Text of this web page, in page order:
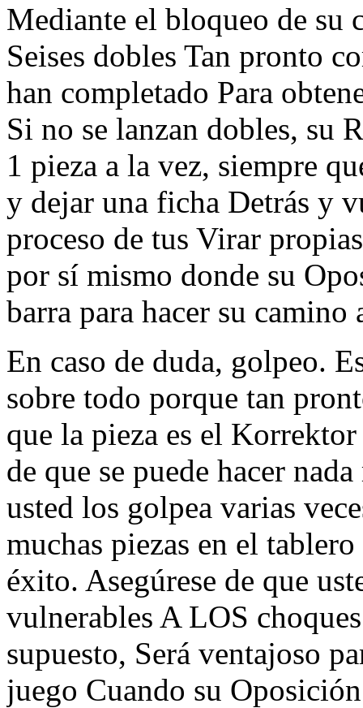
Mediante el bloqueo de su
Seises dobles Tan pronto
han completado Para
Si no se lanzan dobles, su
1 pieza a la vez, siempre
y dejar una ficha Detrás y
proceso de tus Virar
por sí mismo donde su
barra para hacer su camino
En caso de duda, golpeo.
sobre todo porque tan
que la pieza es el
de que se puede hacer
usted los golpea varias
muchas piezas en el
éxito. Asegúrese de que
vulnerables A LOS
supuesto, Será ventajoso
juego Cuando su